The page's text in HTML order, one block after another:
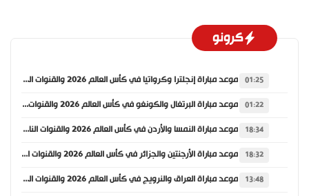
كرونو
01:25 موعد مباراة إنجلترا وكرواتيا في كأس العالم 2026 والقنوات الناقلة
01:22 موعد مباراة البرتغال والكونغو في كأس العالم 2026 والقنوات الناقلة
18:34 موعد مباراة النمسا والأردن في كأس العالم 2026 والقنوات الناقلة
18:32 موعد مباراة الأرجنتين والجزائر في كأس العالم 2026 والقنوات الناقلة
13:48 موعد مباراة العراق والنرويج في كأس العالم 2026 والقنوات الناقلة